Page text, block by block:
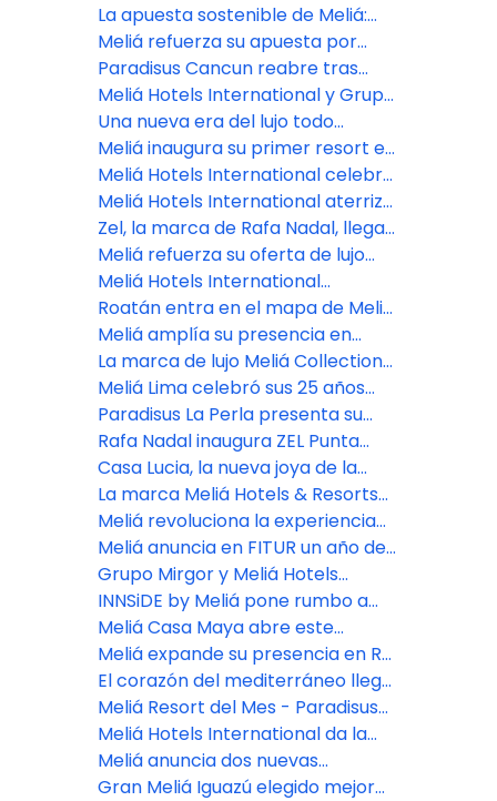
La apuesta sostenible de Meliá:
Logros globales y un modelo de
transición energética desde
Cusco
Meliá refuerza su apuesta por
Argentina con dos nuevos hoteles
en Mendoza, uno de los destinos
más fascinantes de Sudamérica
Paradisus Cancun reabre tras
renovación de $50 millones
Meliá Hotels International y Grupo
Puntacana se unen para el
desarrollo del Paradisus Miches, el
próximo resort de lujo todo
incluido de República Dominicana
Una nueva era del lujo todo
incluido llega a Bali con la
apertura de Paradisus by Meliá
Meliá inaugura su primer resort en
Maldivas
Meliá Hotels International celebra
en FITUR su 70º aniversario,
anticipando una nueva etapa de
crecimiento sólido y sostenido a
nivel nacional e internacional
Meliá Hotels International aterriza
en el paraíso: Maldivas recibe a
Meliá Whale Lagoon
Zel, la marca de Rafa Nadal, llega
a Cozumel de la mano de Meliá
Meliá refuerza su oferta de lujo
con nuevas aperturas en 2026
Meliá Hotels International
desembarca en Cusco con su
primer hotel en la capital histórica
del Imperio Inca
Roatán entra en el mapa de Meliá
como nuevo destino de ensueño
en el caribe hondureño
Meliá amplía su presencia en
Argentina con un nuevo hotel en
Salta
La marca de lujo Meliá Collection
debutará en Perú con un nuevo
hotel boutique en el centro
histórico de Lima
Meliá Lima celebró sus 25 años
reconociendo a su mayor tesoro:
su gente
Paradisus La Perla presenta su
exclusivo concepto FACE SPAce
Rafa Nadal inaugura ZEL Punta
Cana
Casa Lucia, la nueva joya de la
marca The Meliá Collection que
unirá arte y hospitalidad en
Buenos Aires
La marca Meliá Hotels & Resorts
llegará a Venecia en 2025
Meliá revoluciona la experiencia
integral del cliente con su nueva
app
Meliá anuncia en FITUR un año de
intensa expansión geográfica y
consolidación de su apuesta por
los segmentos Premium y de Lujo
Grupo Mirgor y Meliá Hotels
International desarrollarán un
hotel de lujo en Ushuaia
INNSiDE by Meliá pone rumbo a
Argentina y consolida su
expansión en América Latina
Meliá Casa Maya abre este
diciembre 2024
Meliá expande su presencia en RD
con INNSiDE by Meliá
El corazón del mediterráneo llega
al Caribe: ZEL Punta Cana abre sus
puertas
Meliá Resort del Mes - Paradisus
Playa del Carmen
Meliá Hotels International da la
bienvenida a los miembros
peludos de la familia con un
Meliá anuncia dos nuevas
aperturas en Buenos Aires,
Gran Meliá Iguazú elegido mejor